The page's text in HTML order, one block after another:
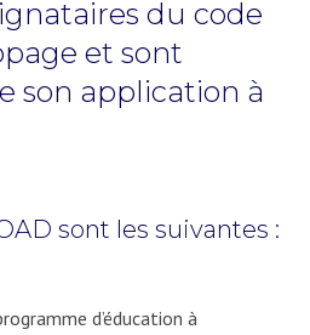
du code
et sont
son application à
sont les suivantes :
d’éducation à